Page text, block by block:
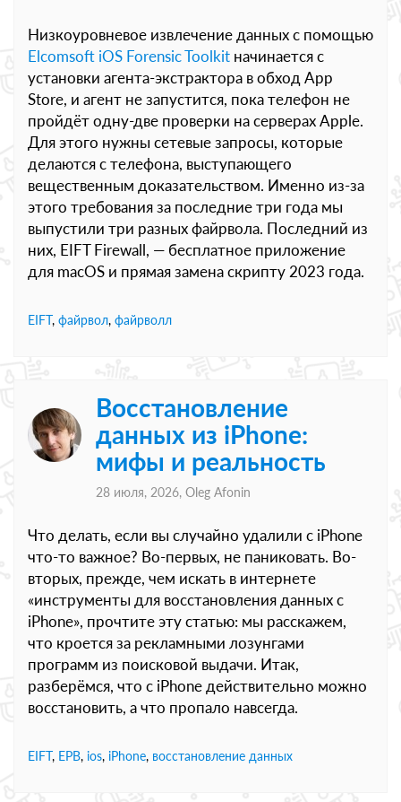
Низкоуровневое извлечение данных с помощью
Elcomsoft iOS Forensic Toolkit начинается с
установки агента-экстрактора в обход App
Store, и агент не запустится, пока телефон не
пройдёт одну-две проверки на серверах Apple.
Для этого нужны сетевые запросы, которые
делаются с телефона, выступающего
вещественным доказательством. Именно из-за
этого требования за последние три года мы
выпустили три разных файрвола. Последний из
них, EIFT Firewall, — бесплатное приложение
для macOS и прямая замена скрипту 2023 года.
EIFT, файрвол, файрволл
Восстановление
данных из iPhone:
мифы и реальность
28 июля, 2026, Oleg Afonin
Что делать, если вы случайно удалили с iPhone
что-то важное? Во-первых, не паниковать. Во-
вторых, прежде, чем искать в интернете
«инструменты для восстановления данных с
iPhone», прочтите эту статью: мы расскажем,
что кроется за рекламными лозунгами
программ из поисковой выдачи. Итак,
разберёмся, что с iPhone действительно можно
восстановить, а что пропало навсегда.
EIFT, EPB, ios, iPhone, восстановление данных